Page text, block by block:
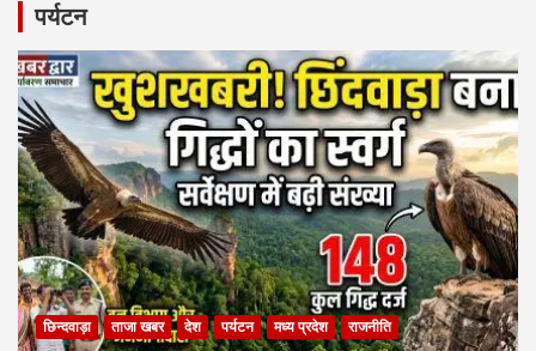
b
o
o
k
A
p
p
पर्यटन
छिन्दवाड़ा ताजा खबर देश पर्यटन मध्य प्रदेश राजनीति